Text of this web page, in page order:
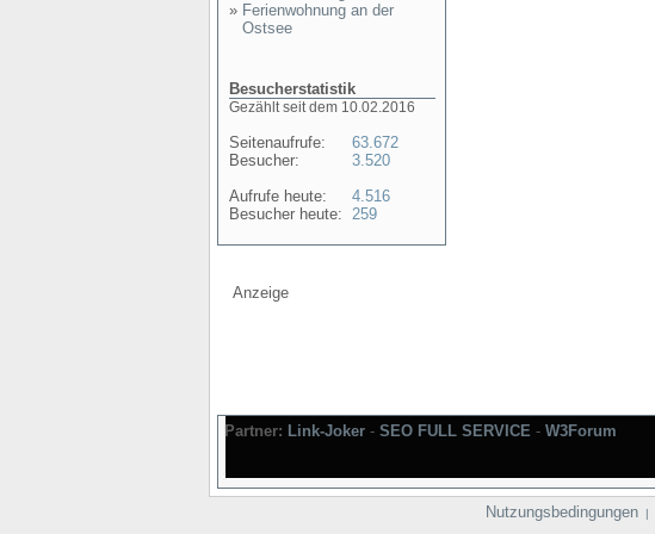
» Ferienwohnung an der
Ostsee
Besucherstatistik
Gezählt seit dem 10.02.2016
Seitenaufrufe:
Besucher:
Aufrufe heute:
Besucher heute:
63.672
3.520
4.516
259
Anzeige
Partner: Link-Joker - SEO FULL SERVICE - W3Forum
Nutzungsbedingungen |